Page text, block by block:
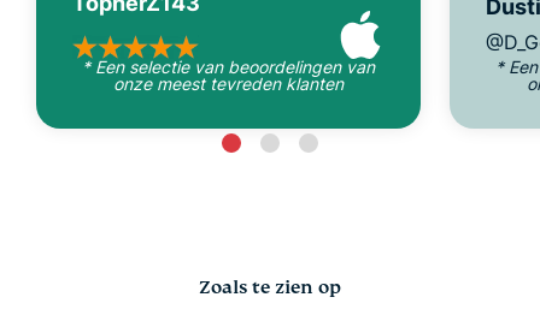
* Een selectie van beoordelingen van
onze meest tevreden klanten
*
Zoals te zien op